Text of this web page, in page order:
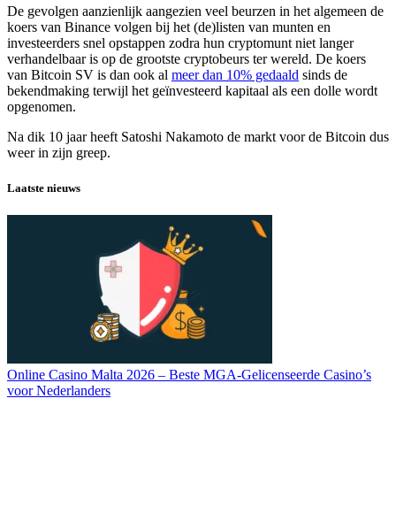
De gevolgen aanzienlijk aangezien veel beurzen in het algemeen de
koers van Binance volgen bij het (de)listen van munten en
investeerders snel opstappen zodra hun cryptomunt niet langer
verhandelbaar is op de grootste cryptobeurs ter wereld. De koers
van Bitcoin SV is dan ook al meer dan 10% gedaald sinds de
bekendmaking terwijl het geïnvesteerd kapitaal als een dolle wordt
opgenomen.
Na dik 10 jaar heeft Satoshi Nakamoto de markt voor de Bitcoin dus
weer in zijn greep.
Laatste nieuws
Online Casino Malta 2026 – Beste MGA-Gelicenseerde Casino’s
voor Nederlanders